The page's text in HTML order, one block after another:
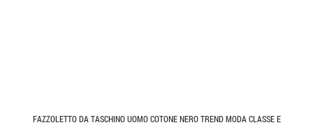
FAZZOLETTO DA TASCHINO UOMO COTONE NERO TREND MODA CLASSE E